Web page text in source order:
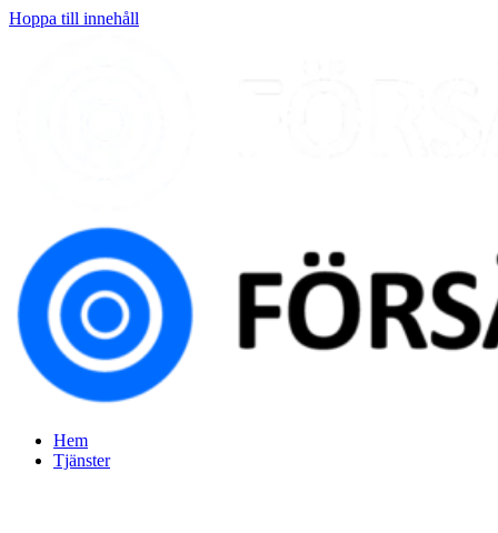
Hoppa till innehåll
Hem
Tjänster